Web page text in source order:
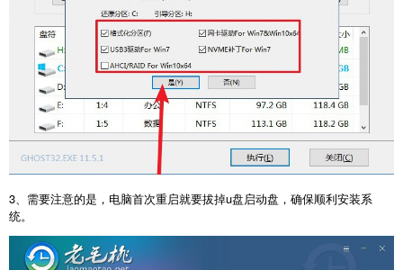
3、需要注意的是，电脑首次重启就要拔掉u盘启动盘，确保顺利安装系
统。